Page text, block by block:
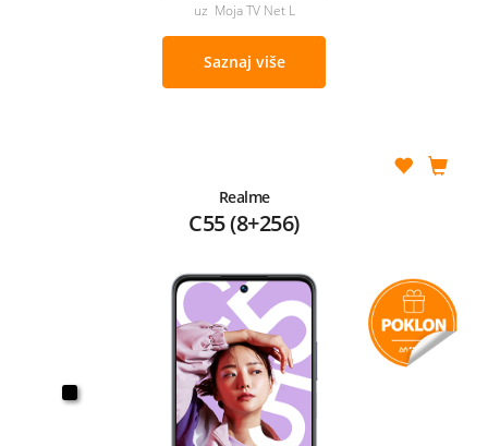
uz Moja TV Net L
Saznaj više
Realme
C55 (8+256)